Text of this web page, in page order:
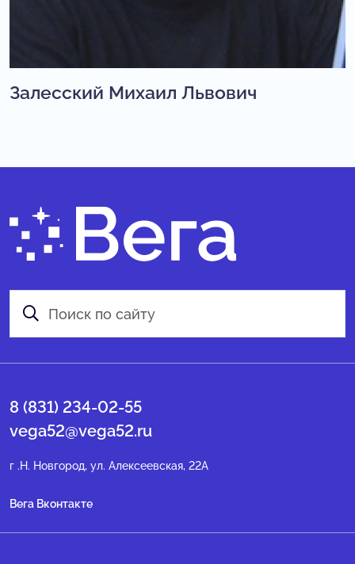
Залесский Михаил Львович
8 (831) 234-02-55
vega52@vega52.ru
г .Н. Новгород, ул. Алексеевская, 22А
Вега Вконтакте